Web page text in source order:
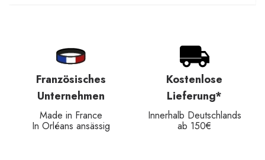
Französisches
Unternehmen
Made in France
In Orléans ansässig
Kostenlose
Lieferung*
Innerhalb Deutschlands
ab 150€